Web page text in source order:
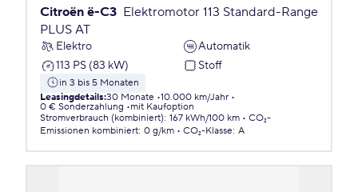
Citroën ë-C3 Elektromotor 113 Standard-Range
PLUS AT
Elektro
Automatik
113 PS (83 kW)
Stoff
in 3 bis 5 Monaten
Leasingdetails:30 Monate 10.000 km/Jahr
0 € Sonderzahlung
mit Kaufoption
Stromverbrauch (kombiniert): 167 kWh/100 km
CO₂-
Emissionen kombiniert: 0 g/km CO₂-Klasse: A